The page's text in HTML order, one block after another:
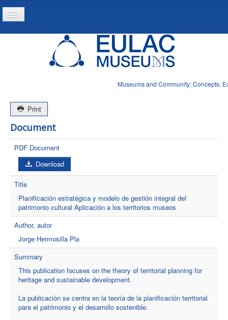
Museums and Community: Concepts,
Toggle
Navigation
Print
Document
PDF Document
Download
Title
Planificación estratégica y modelo de gestión integral del
patrimonio cultural Aplicación a los territorios museos
Author, autor
Jorge Hermosilla Pla
Summary
This publication focuses on the theory of territorial planning for
heritage and sustainable development.
La publicación se centra en la teoría de la planificación territorial
para el patrimonio y el desarrollo sostenible.